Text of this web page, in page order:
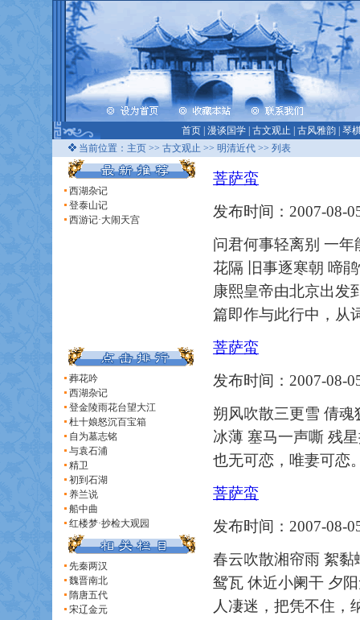
首页 漫谈国学 古文观止 古风雅韵 琴
当前位置： 主页 >> 古文观止 >> 明清近代 >> 列表
西湖杂记
登泰山记
西游记·大闹天宫
葬花吟
西湖杂记
登金陵雨花台望大江
杜十娘怒沉百宝箱
自为墓志铭
与袁石浦
精卫
初到石湖
养兰说
船中曲
红楼梦·抄检大观园
先秦两汉
魏晋南北
隋唐五代
宋辽金元
菩萨蛮
发布时间：2007-08-
问君何事轻离别 一
花隔 旧事逐寒朝 啼
康熙皇帝由北京出发
篇即作与此行中，从
菩萨蛮
发布时间：2007-08-
朔风吹散三更雪 倩
冰薄 塞马一声嘶 残
也无可恋，唯妻可恋
菩萨蛮
发布时间：2007-08-
春云吹散湘帘雨 絮
鸳瓦 休近小阑干 夕
人凄迷，把凭不住，